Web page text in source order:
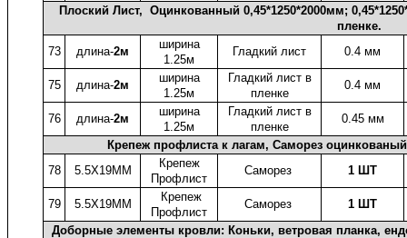
Плоский Лист, Оцинкованный 0,45*1250*2000мм;
пленке.
73
длина-2м
ширина
1.25м
Гладкий лист 0.4 мм
75 длина-2м
ширина
1.25м
Гладкий лист в
пленке
0.4 мм
76 длина-2м
ширина
1.25м
Гладкий лист в
пленке
0.45 мм
Крепеж профлиста к лагам, Саморез
78
5.5X19ММ
Крепеж
Профлист
Саморез 1 ШТ
79 5.5X19ММ
Крепеж
Профлист
Саморез
1 ШТ
Доборные элементы кровли: Коньки, ветровая планка,